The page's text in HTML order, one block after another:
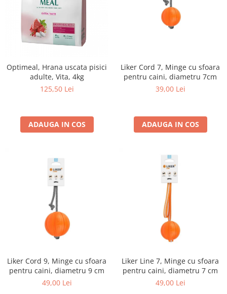
Optimeal, Hrana uscata pisici
adulte, Vita, 4kg
125,50 Lei
ADAUGA IN COS
Liker Cord 7, Minge cu sfoara
pentru caini, diametru 7cm
39,00 Lei
ADAUGA IN COS
Liker Cord 9, Minge cu sfoara
pentru caini, diametru 9 cm
49,00 Lei
Liker Line 7, Minge cu sfoara
pentru caini, diametru 7 cm
49,00 Lei